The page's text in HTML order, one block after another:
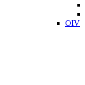
OIV